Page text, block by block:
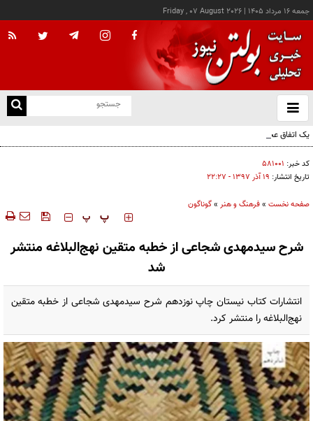
جمعه ۱۶ مرداد ۱۴۰۵ |
Friday , 07 August 2026
باز
و
یک اتفاق عجیب در «لوور»
کد خبر: ۵۸۱۰۰۱
تاریخ انتشار: ۱۹ آذر ۱۳۹۷ - ۲۲:۲۷
صفحه نخست »فرهنگ و هنر »گوناگون
‍‍‍ پ پ
شرح سید‌مهدی شجاعی از خطبه متقین نهج‌البلاغه منتشر
شد
انتشارات کتاب نیستان چاپ نوزدهم شرح سید‌مهدی شجاعی از خطبه متقین
نهج‌البلاغه را منتشر کرد.